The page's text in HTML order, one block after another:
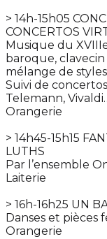
> 14h-15h05
CONCERTOS
Musique du
baroque,
mélange de
Suivi de
Telemann,
Orangerie
> 14h45-15h15
LUTHS
Par l’ensemble
Laiterie
> 16h-16h25 UN
Danses et pièces
Orangerie